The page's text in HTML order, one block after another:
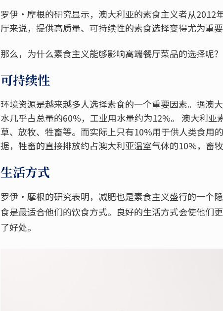
罗伊·摩根的研究显示，澳大利亚的素食主义者从2012
厅来说，提供高质量、可持续性的素食选择变得尤为重要
那么，为什么素食主义能够影响高端餐厅菜品的选择呢？
可持续性
环境资源是越来越多人选择素食的一个重要因素。据澳
水几乎占总量的60%，工业用水量约为12%。 澳大利
草、放牧、牲畜等。而实际上只有10%用于供人类食用
据，牲畜的直接排放约占澳大利亚温室气体的10%，畜
生活方式
罗伊·摩根的研究表明，减肥也是素食主义盛行的一个
食是最适合他们的饮食方式。良好的生活方式会使他们
了好处。